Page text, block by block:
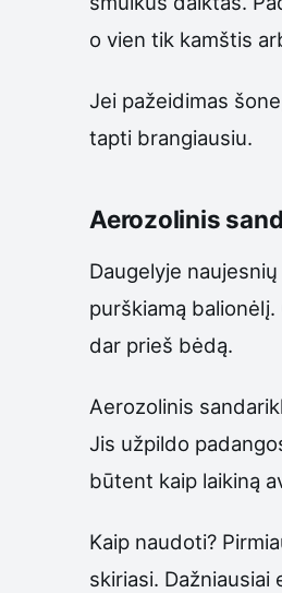
o vien tik kamštis
Jei pažeidimas
tapti brangiausiu.
Aerozolinis
Daugelyje
purškiamą
dar prieš bėdą.
Aerozolinis
Jis užpildo
būtent kaip laikiną
Kaip naudoti?
skiriasi.